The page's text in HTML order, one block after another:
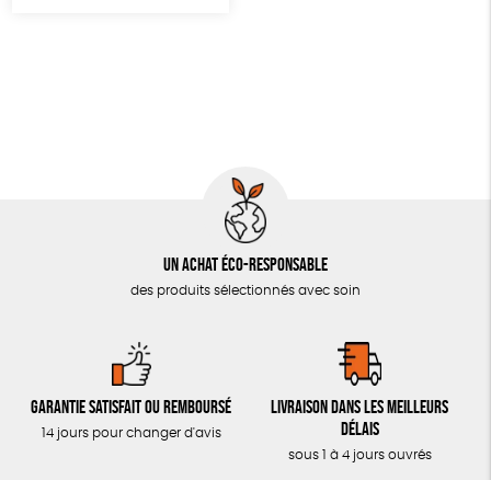
Un achat éco-responsable
des produits sélectionnés avec soin
Garantie satisfait ou remboursé
14 jours pour changer d'avis
Livraison dans les meilleurs
délais
sous 1 à 4 jours ouvrés